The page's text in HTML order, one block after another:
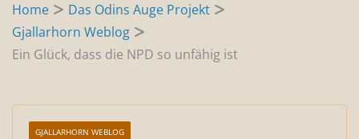
Home
Das Odins Auge Projekt
Gjallarhorn Weblog
Ein Glück, dass die NPD so unfähig ist
GJALLARHORN WEBLOG